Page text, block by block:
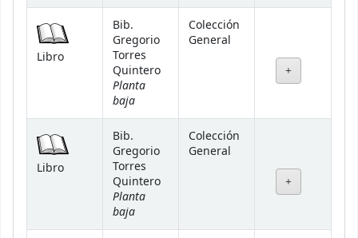
Libro
Bib.
Gregorio
Torres
Quintero
Planta
baja
Colección
General
Libro
Bib.
Gregorio
Torres
Quintero
Planta
baja
Colección
General